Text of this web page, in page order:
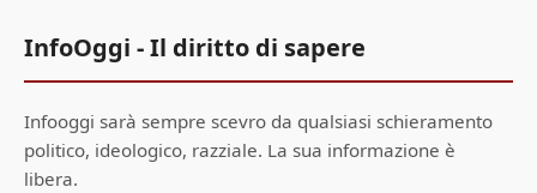
InfoOggi - Il diritto di sapere
Infooggi sarà sempre scevro da qualsiasi schieramento
politico, ideologico, razziale. La sua informazione è
libera.